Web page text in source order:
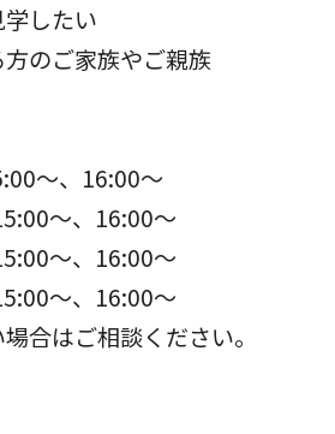
学したい
のご家族やご親族
～、16:00～
～、16:00～
～、16:00～
～、16:00～
合はご相談ください。